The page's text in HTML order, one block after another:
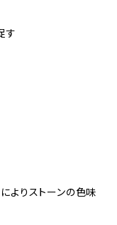
す
よりストーンの色味